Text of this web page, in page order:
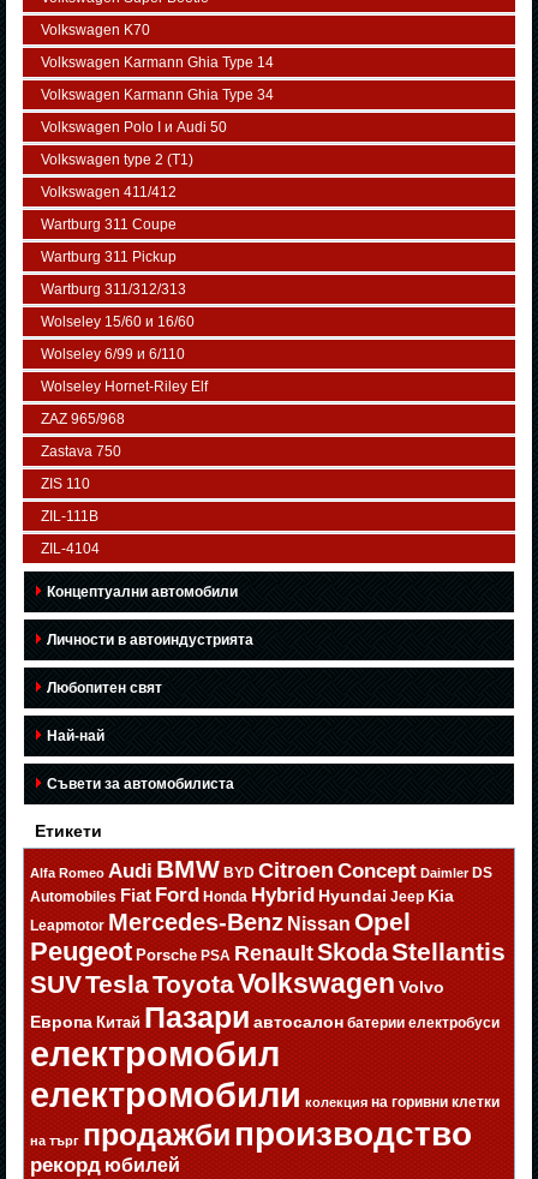
Volkswagen K70
Volkswagen Karmann Ghia Type 14
Volkswagen Karmann Ghia Type 34
Volkswagen Polo I и Audi 50
Volkswagen typе 2 (Т1)
Volkswagen 411/412
Wartburg 311 Coupe
Wartburg 311 Pickup
Wartburg 311/312/313
Wolseley 15/60 и 16/60
Wolseley 6/99 и 6/110
Wolseley Hornet-Riley Elf
ZAZ 965/968
Zastava 750
ZIS 110
ZIL-111В
ZIL-4104
Концептуални автомобили
Личности в автоиндустрията
Любопитен свят
Най-най
Съвети за автомобилиста
Етикети
Alfa Romeo Audi BMW BYD Citroen Concept Daimler DS
Automobiles Fiat Ford Honda Hybrid Hyundai Jeep Kia
Leapmotor Mercedes-Benz Nissan Opel
Peugeot Porsche PSA RenaultSkodaStellantis
SUVTeslaToyotaVolkswagen Volvo
Европа Китай Пазари автосалон батерии електробуси
електромобил
електромобили колекция на горивни клетки
на търг продажбипроизводство
рекорд юбилей